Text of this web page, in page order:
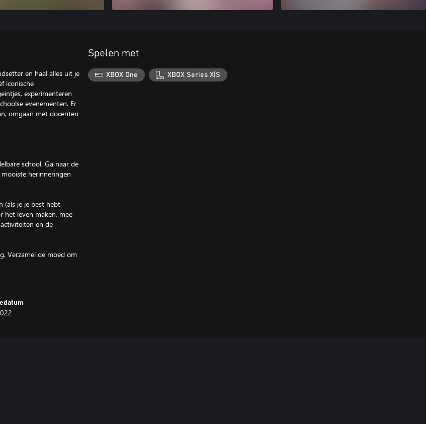
en haal alles uit je
iconische
experimenteren
evenementen. Er
omgaan met docenten
school. Ga naar de
herinneringen
(als je je best hebt
het leven maken, mee
en de
Verzamel de moed om
kattenkwaad uit te
met kleding die
Spelen met
XBOX One XBOX Series X|S